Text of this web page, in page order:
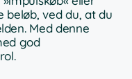
beløb, ved du, at du
Med denne
god